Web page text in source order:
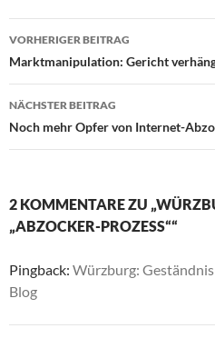
Beitragsnavigation
VORHERIGER BEITRAG
Marktmanipulation: Gericht
NÄCHSTER BEITRAG
Noch mehr Opfer von Internet-
2 KOMMENTARE ZU
„ABZOCKER-PROZESS““
Pingback: Würzburg:
Blog